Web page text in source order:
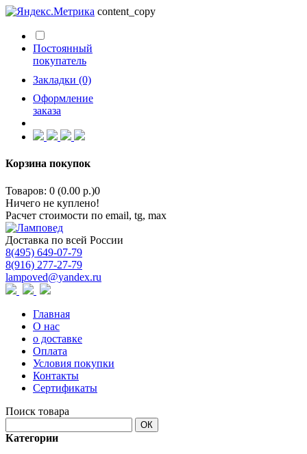
content_copy
Постоянный
покупатель
Закладки (0)
Оформление
заказа
Корзина покупок
Товаров: 0 (0.00 р.)0
Ничего не куплено!
Расчет стоимости по email, tg, max
Доставка по всей России
8(495) 649-07-79
8(916) 277-27-79
lampoved@yandex.ru
Главная
О нас
о доставке
Оплата
Условия покупки
Контакты
Сертификаты
Поиск товара
ОК
Категории